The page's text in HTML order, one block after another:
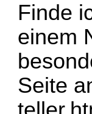
Finde
einem
Seite